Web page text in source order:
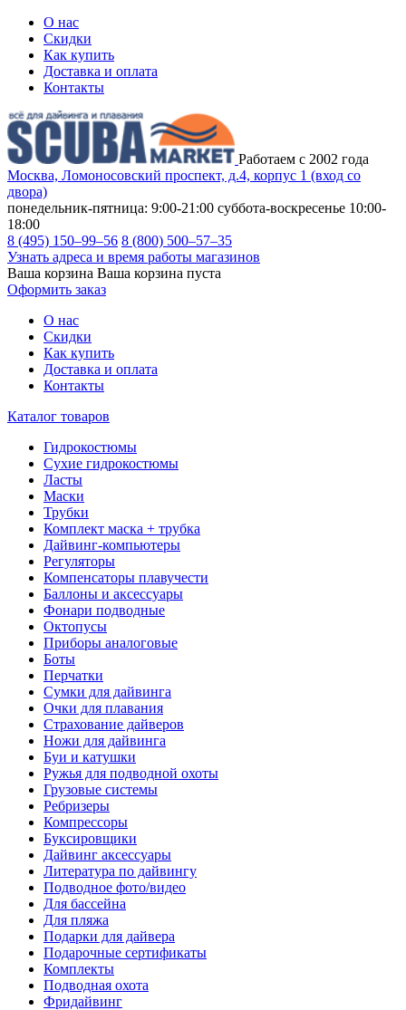
О нас
Скидки
Как купить
Доставка и оплата
Контакты
Работаем с 2002 года
Москва, Ломоносовский проспект, д.4, корпус 1 (вход со
двора)
понедельник-пятница: 9:00-21:00 суббота-воскресенье 10:00-
18:00
8 (495) 150–99–56 8 (800) 500–57–35
Узнать адреса и время работы магазинов
Ваша корзина Ваша корзина пуста
Оформить заказ
О нас
Скидки
Как купить
Доставка и оплата
Контакты
Каталог товаров
Гидрокостюмы
Сухие гидрокостюмы
Ласты
Маски
Трубки
Комплект маска + трубка
Дайвинг-компьютеры
Регуляторы
Компенсаторы плавучести
Баллоны и аксессуары
Фонари подводные
Октопусы
Приборы аналоговые
Боты
Перчатки
Сумки для дайвинга
Очки для плавания
Страхование дайверов
Ножи для дайвинга
Буи и катушки
Ружья для подводной охоты
Грузовые системы
Ребризеры
Компрессоры
Буксировщики
Дайвинг аксессуары
Литература по дайвингу
Подводное фото/видео
Для бассейна
Для пляжа
Подарки для дайвера
Подарочные сертификаты
Комплекты
Подводная охота
Фридайвинг